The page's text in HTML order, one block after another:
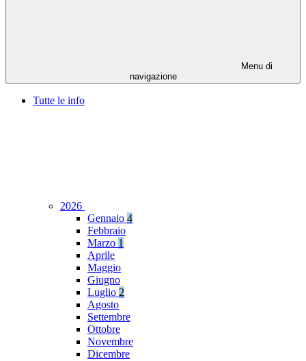
Menu di
navigazione
Tutte le info
2026
Gennaio 4
Febbraio
Marzo 1
Aprile
Maggio
Giugno
Luglio 2
Agosto
Settembre
Ottobre
Novembre
Dicembre